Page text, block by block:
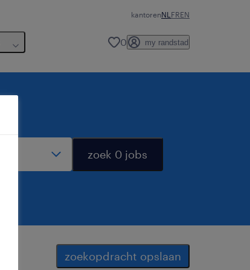
kantorenNL FREN
0 my randstad
zoek 0 jobs
zoekopdracht opslaan